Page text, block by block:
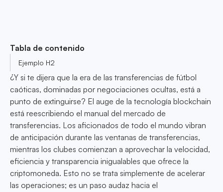
Tabla de contenido
Ejemplo H2
¿Y si te dijera que la era de las transferencias de fútbol
caóticas, dominadas por negociaciones ocultas, está a
punto de extinguirse? El auge de la tecnología blockchain
está reescribiendo el manual del mercado de
transferencias. Los aficionados de todo el mundo vibran
de anticipación durante las ventanas de transferencias,
mientras los clubes comienzan a aprovechar la velocidad,
eficiencia y transparencia inigualables que ofrece la
criptomoneda. Esto no se trata simplemente de acelerar
las operaciones; es un paso audaz hacia el